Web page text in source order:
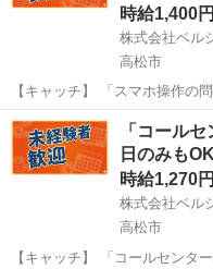
時給1,400円
株式会社ベル
高松市
【キャッチ】 「スマホ操作の
OK！職場見学会実施！高時給！駅チカ！
システム24ではWワークや扶
をご紹介可能！ お給料は前払
香川 高松市 電話対応
「コール
日のみも
時給1,270円
株式会社ベル
高松市
【キャッチ】 「コールセンタ